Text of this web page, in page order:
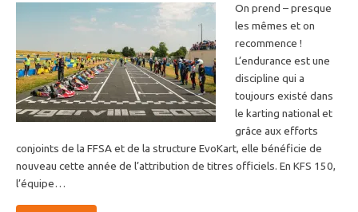
On prend – presque
les mêmes et on
recommence !
L’endurance est une
discipline qui a
toujours existé dans
le karting national et
grâce aux efforts
conjoints de la FFSA et de la structure EvoKart, elle bénéficie de
nouveau cette année de l’attribution de titres officiels. En KFS 150,
l’équipe…